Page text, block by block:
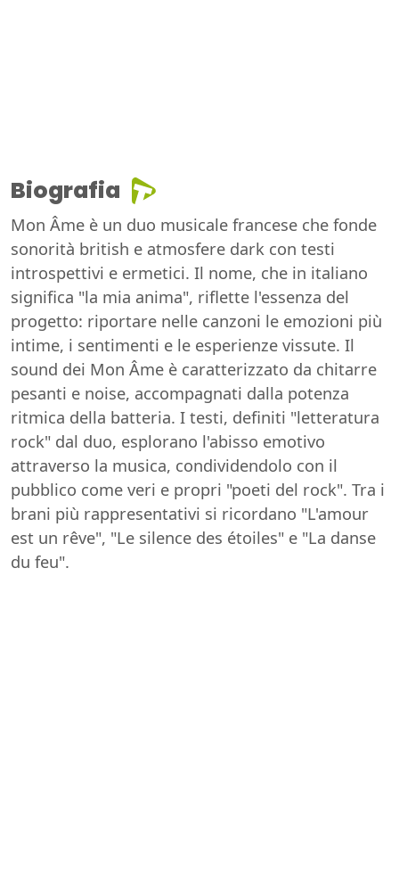
Biografia
Mon Âme è un duo musicale francese che fonde
sonorità british e atmosfere dark con testi
introspettivi e ermetici. Il nome, che in italiano
significa "la mia anima", riflette l'essenza del
progetto: riportare nelle canzoni le emozioni più
intime, i sentimenti e le esperienze vissute. Il
sound dei Mon Âme è caratterizzato da chitarre
pesanti e noise, accompagnati dalla potenza
ritmica della batteria. I testi, definiti "letteratura
rock" dal duo, esplorano l'abisso emotivo
attraverso la musica, condividendolo con il
pubblico come veri e propri "poeti del rock". Tra i
brani più rappresentativi si ricordano "L'amour
est un rêve", "Le silence des étoiles" e "La danse
du feu".